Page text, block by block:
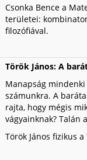
Csonka Bence a
területei:
filozófiával.
Török János: A
Manapság
számunkra. A
rajta, hogy mégis
vágyainknak? Talán
Török János fizikus